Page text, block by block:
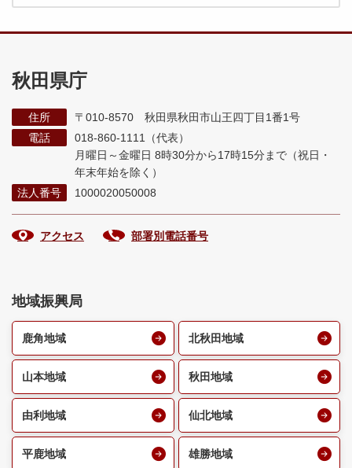
秋田県庁
住所
〒010-8570 秋田県秋田市山王四丁目1番1号
電話
018-860-1111（代表）
月曜日～金曜日 8時30分から17時15分まで （祝日・
年末年始を除く）
法人番号
1000020050008
アクセス 部署別電話番号
地域振興局
鹿角地域 北秋田地域
山本地域 秋田地域
由利地域 仙北地域
平鹿地域 雄勝地域